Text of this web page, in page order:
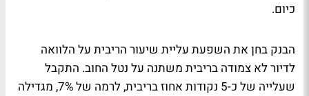
כיום.
הבנק בחן את השפעת עליית שיעור הריבית על הלוואה
לדיור לא צמודה בריבית משתנה על נטל החוב. התקבל
שעלייה של כ-5 נקודות אחוז בריבית, לרמה של 7%, מגדילה